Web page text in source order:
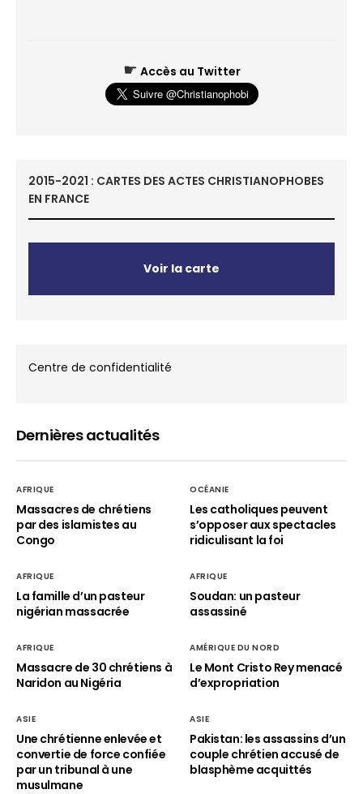
☛ Accès au Twitter
2015-2021 : CARTES DES ACTES CHRISTIANOPHOBES
EN FRANCE
Voir la carte
Centre de confidentialité
Dernières actualités
AFRIQUE
Massacres de chrétiens
par des islamistes au
Congo
OCÉANIE
Les catholiques peuvent
s’opposer aux spectacles
ridiculisant la foi
AFRIQUE
La famille d’un pasteur
nigérian massacrée
AFRIQUE
Soudan: un pasteur
assassiné
AFRIQUE
Massacre de 30 chrétiens à
Naridon au Nigéria
AMÉRIQUE DU NORD
Le Mont Cristo Rey menacé
d’expropriation
ASIE
Une chrétienne enlevée et
convertie de force confiée
par un tribunal à une
musulmane
ASIE
Pakistan: les assassins d’un
couple chrétien accusé de
blasphème acquittés